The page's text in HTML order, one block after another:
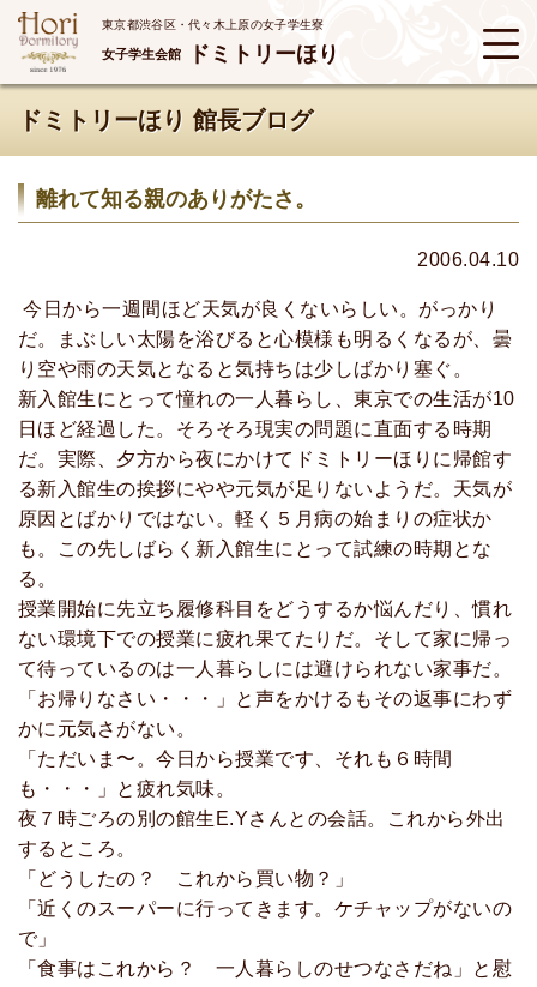
東京都渋谷区・代々木上原の女子学生寮
女子学生会館 ドミトリーほり
ドミトリーほり 館長ブログ
離れて知る親のありがたさ。
2006.04.10
今日から一週間ほど天気が良くないらしい。がっかり
だ。まぶしい太陽を浴びると心模様も明るくなるが、曇
り空や雨の天気となると気持ちは少しばかり塞ぐ。
新入館生にとって憧れの一人暮らし、東京での生活が10
日ほど経過した。そろそろ現実の問題に直面する時期
だ。実際、夕方から夜にかけてドミトリーほりに帰館す
る新入館生の挨拶にやや元気が足りないようだ。天気が
原因とばかりではない。軽く５月病の始まりの症状か
も。この先しばらく新入館生にとって試練の時期とな
る。
授業開始に先立ち履修科目をどうするか悩んだり、慣れ
ない環境下での授業に疲れ果てたりだ。そして家に帰っ
て待っているのは一人暮らしには避けられない家事だ。
「お帰りなさい・・・」と声をかけるもその返事にわず
かに元気さがない。
「ただいま〜。今日から授業です、それも６時間
も・・・」と疲れ気味。
夜７時ごろの別の館生E.Yさんとの会話。これから外出
するところ。
「どうしたの？ これから買い物？」
「近くのスーパーに行ってきます。ケチャップがないの
で」
「食事はこれから？ 一人暮らしのせつなさだね」と慰